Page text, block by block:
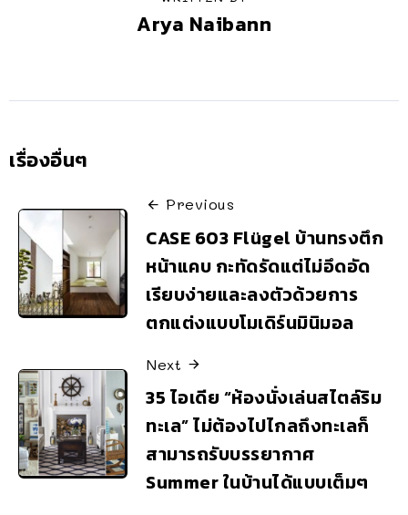
Arya Naibann
เรื่องอื่นๆ
Previous
CASE 603 Flügel บ้านทรงตึก
หน้าแคบ กะทัดรัดแต่ไม่อึดอัด
เรียบง่ายและลงตัวด้วยการ
ตกแต่งแบบโมเดิร์นมินิมอล
Next
35 ไอเดีย “ห้องนั่งเล่นสไตล์ริม
ทะเล” ไม่ต้องไปไกลถึงทะเลก็
สามารถรับบรรยากาศ
Summer ในบ้านได้แบบเต็มๆ